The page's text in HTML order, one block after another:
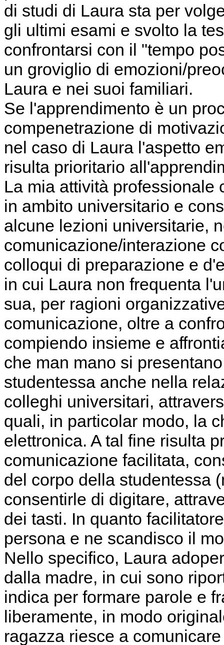
di studi di Laura sta per
gli ultimi esami e svolto la
confrontarsi con il "tempo
un groviglio di emozioni/
Laura e nei suoi familiari.
Se l'apprendimento è un
compenetrazione di
nel caso di Laura l'aspetto
risulta prioritario
La mia attività professionale
in ambito universitario e
alcune lezioni universitarie,
comunicazione/interazione
colloqui di preparazione e
in cui Laura non frequenta
sua, per ragioni
comunicazione, oltre a
compiendo insieme e
che man mano si
studentessa anche nella
colleghi universitari,
quali, in particolar modo, la
elettronica. A tal fine risulta
comunicazione facilitata,
del corpo della studentessa
consentirle di digitare,
dei tasti. In quanto
persona e ne scandisco il
Nello specifico, Laura
dalla madre, in cui sono
indica per formare parole e
liberamente, in modo
ragazza riesce a